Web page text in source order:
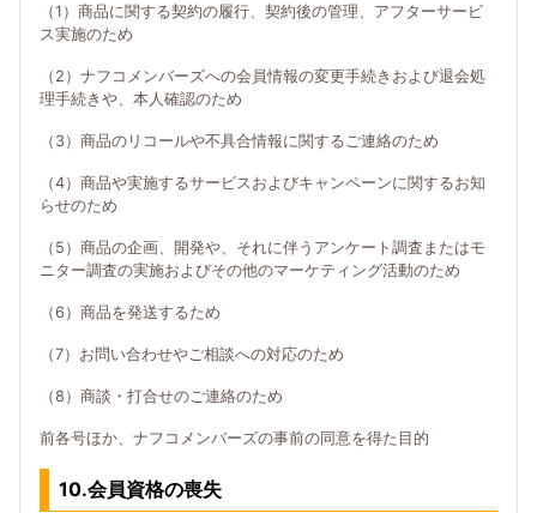
（1）商品に関する契約の履行、契約後の管理、アフターサービ
ス実施のため
（2）ナフコメンバーズへの会員情報の変更手続きおよび退会処
理手続きや、本人確認のため
（3）商品のリコールや不具合情報に関するご連絡のため
（4）商品や実施するサービスおよびキャンペーンに関するお知
らせのため
（5）商品の企画、開発や、それに伴うアンケート調査またはモ
ニター調査の実施およびその他のマーケティング活動のため
（6）商品を発送するため
（7）お問い合わせやご相談への対応のため
（8）商談・打合せのご連絡のため
前各号ほか、ナフコメンバーズの事前の同意を得た目的
10.会員資格の喪失